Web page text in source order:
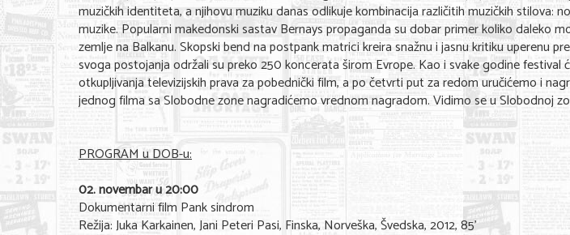
muzičkih identiteta, a njihovu muziku danas odlikuje kombinacija različitih muzičkih stilova:
muzike. Popularni makedonski sastav Bernays propaganda su dobar primer koliko daleko
zemlje na Balkanu. Skopski bend na postpank matrici kreira snažnu i jasnu kritiku uperenu
svoga postojanja održali su preko 250 koncerata širom Evrope. Kao i svake godine festival
otkupljivanja televizijskih prava za pobednički film, a po četvrti put za redom uručićemo i
jednog filma sa Slobodne zone nagradićemo vrednom nagradom. Vidimo se u Slobodnoj
PROGRAM u DOB-u:
02. novembar u 20:00
Dokumentarni film Pank sindrom
Režija: Juka Karkainen, Jani Peteri Pasi, Finska, Norveška, Švedska, 2012, 85’